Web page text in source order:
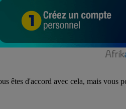
êtes d'accord avec cela, mais vous